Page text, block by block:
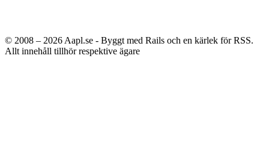
© 2008 – 2026 Aapl.se - Byggt med Rails och en kärlek för RSS.
Allt innehåll tillhör respektive ägare